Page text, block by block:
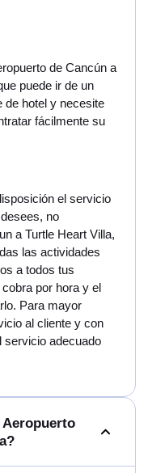
de Cancún a
puede ir de un
de hotel y necesite
fácilmente su
el servicio
no
a Turtle Heart Villa,
las actividades
a todos tus
por hora y el
Para mayor
al cliente y con
servicio adecuado